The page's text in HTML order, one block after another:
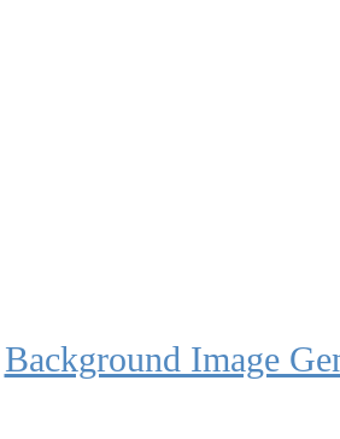
Background Image